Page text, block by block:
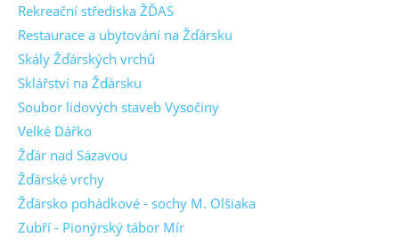
Rekreační střediska ŽĎAS
Restaurace a ubytování na Žďársku
Skály Žďárských vrchů
Sklářství na Žďársku
Soubor lidových staveb Vysočiny
Velké Dářko
Žďár nad Sázavou
Žďárské vrchy
Žďársko pohádkové - sochy M. Olšiaka
Zubří - Pionýrský tábor Mír